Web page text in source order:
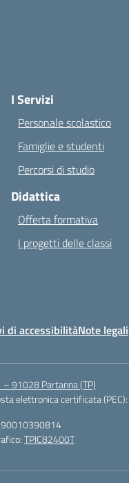
I Servizi
Personale scolastico
Famiglie e studenti
Percorsi di studio
Didattica
Offerta formativa
I progetti delle classi
di accessibilitàNote legali
– 91028 Partanna (TP)
elettronica certificata (PEC):
90010390814
TPIC82400T